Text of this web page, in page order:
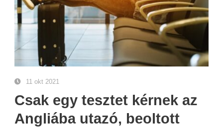
11 okt 2021
Csak egy tesztet kérnek az
Angliába utazó, beoltott